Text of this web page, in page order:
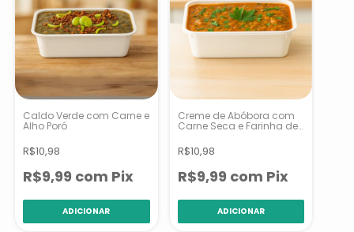
Caldo Verde com Carne e
Alho Poró
R$10,98
R$9,99 com Pix
Creme de Abóbora com
Carne Seca e Farinha de
R$10,98
R$9,99 com Pix